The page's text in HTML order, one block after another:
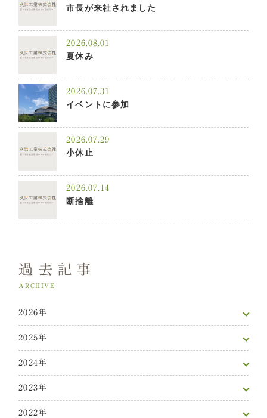
市長が来社されました
2026.08.01
夏休み
2026.07.31
イベントに参加
2026.07.29
小休止
2026.07.14
断捨離
過去記事
ARCHIVE
2026年
2025年
2024年
2023年
2022年